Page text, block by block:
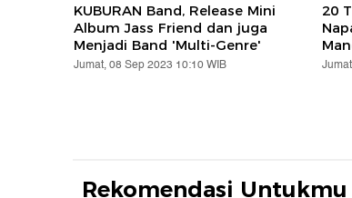
KUBURAN Band, Release Mini
Album Jass Friend dan juga
Menjadi Band 'Multi-Genre'
Jumat, 08 Sep 2023 10:10 WIB
20
Rekomendasi Untukmu